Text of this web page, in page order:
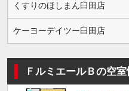
くすりのほしまん臼田店
ケーヨーデイツー臼田店
ＦルミエールＢの空